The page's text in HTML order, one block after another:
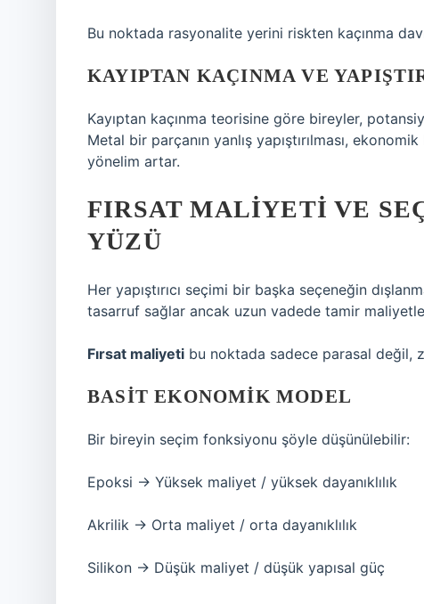
Bu noktada rasyonalite yerini riskten kaçınma
KAYIPTAN KAÇINMA VE
Kayıptan kaçınma teorisine göre bireyler,
Metal bir parçanın yanlış yapıştırılması,
yönelim artar.
FIRSAT MALIYETI VE
YÜZÜ
Her yapıştırıcı seçimi bir başka seçeneğin
tasarruf sağlar ancak uzun vadede tamir
Fırsat maliyeti bu noktada sadece parasal değil,
BASIT EKONOMIK MODEL
Bir bireyin seçim fonksiyonu şöyle düşünülebilir:
Epoksi → Yüksek maliyet / yüksek dayanıklılık
Akrilik → Orta maliyet / orta dayanıklılık
Silikon → Düşük maliyet / düşük yapısal güç